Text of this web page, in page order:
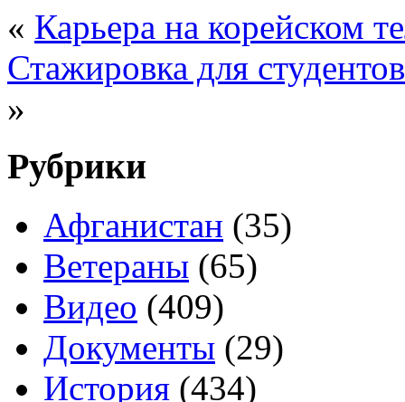
« Карьера на корейском
Стажировка для
»
Рубрики
Афганистан (35)
Ветераны (65)
Видео (409)
Документы (29)
История (434)